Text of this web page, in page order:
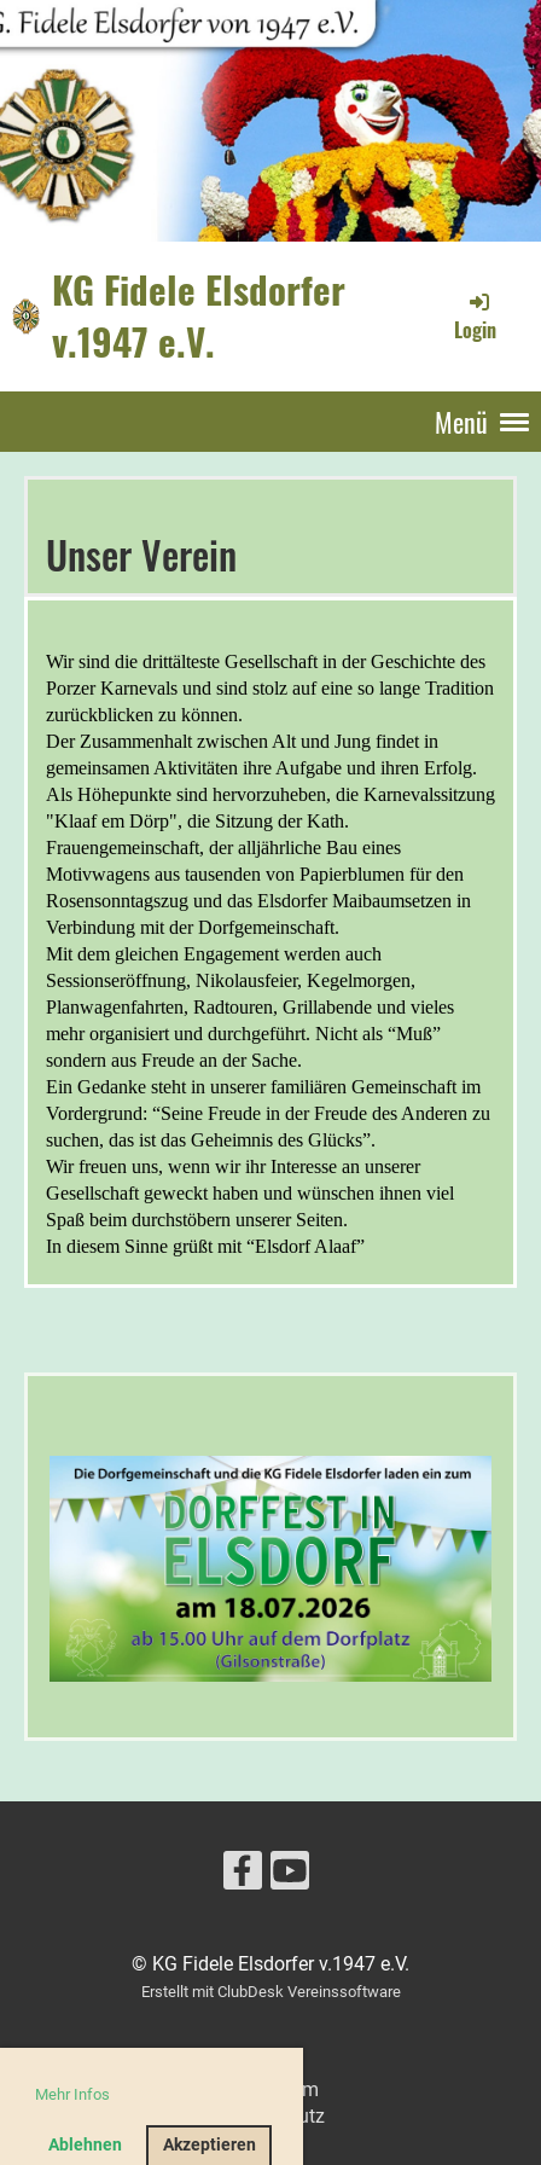
Mehr Infos
Ablehnen Akzeptieren
KG Fidele Elsdorfer
v.1947 e.V.
Login
Menü
Unser Verein
Wir sind die drittälteste Gesellschaft in der Geschichte des
Porzer Karnevals und sind stolz auf eine so lange Tradition
zurückblicken zu können.
Der Zusammenhalt zwischen Alt und Jung findet in
gemeinsamen Aktivitäten ihre Aufgabe und ihren Erfolg.
Als Höhepunkte sind hervorzuheben, die Karnevalssitzung
"Klaaf em Dörp", die Sitzung der Kath.
Frauengemeinschaft, der alljährliche Bau eines
Motivwagens aus tausenden von Papierblumen für den
Rosensonntagszug und das Elsdorfer Maibaumsetzen in
Verbindung mit der Dorfgemeinschaft.
Mit dem gleichen Engagement werden auch
Sessionseröffnung, Nikolausfeier, Kegelmorgen,
Planwagenfahrten, Radtouren, Grillabende und vieles
mehr organisiert und durchgeführt. Nicht als “Muß”
sondern aus Freude an der Sache.
Ein Gedanke steht in unserer familiären Gemeinschaft im
Vordergrund: “Seine Freude in der Freude des Anderen zu
suchen, das ist das Geheimnis des Glücks”.
Wir freuen uns, wenn wir ihr Interesse an unserer
Gesellschaft geweckt haben und wünschen ihnen viel
Spaß beim durchstöbern unserer Seiten.
In diesem Sinne grüßt mit “Elsdorf Alaaf”
© KG Fidele Elsdorfer v.1947 e.V.
Erstellt mit ClubDesk Vereinssoftware
Impressum
Datenschutz